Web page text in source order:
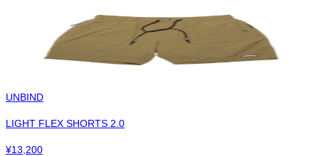
UNBIND
LIGHT FLEX SHORTS 2.0
¥13,200